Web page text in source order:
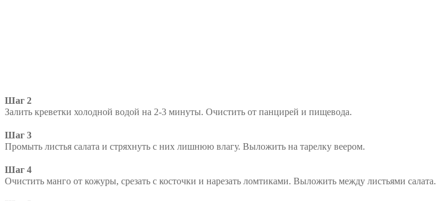
Шаг 2
Залить креветки холодной водой на 2-3 минуты. Очистить от панцирей и пищевода.
Шаг 3
Промыть листья салата и стряхнуть с них лишнюю влагу. Выложить на тарелку веером.
Шаг 4
Очистить манго от кожуры, срезать с косточки и нарезать ломтиками. Выложить между листьями салата.